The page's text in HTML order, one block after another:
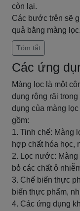
còn lại.
Các bước trên sẽ
quả bằng màng lọc.
Tóm tắt
Các ứng
Màng lọc là một
dụng rộng rãi
dụng của màng
gồm:
1. Tinh chế: Màng
hợp chất hóa học,
2. Lọc nước:
bỏ các chất ô
3. Chế biến thực
biến thực phẩm,
4. Các ứng dụng